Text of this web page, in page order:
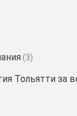
(3)
Тольятти за